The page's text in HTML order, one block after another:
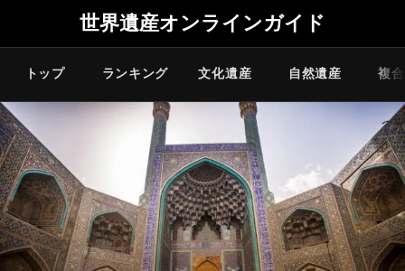
世界遺産オンラインガイド
トップ ランキング 文化遺産 自然遺産 複